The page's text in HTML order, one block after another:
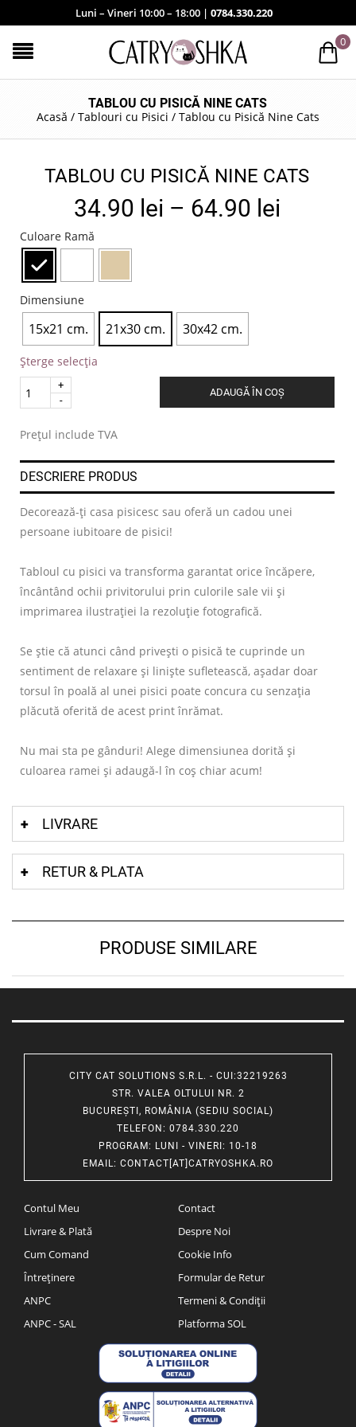
Luni – Vineri 10:00 – 18:00 | 0784.330.220
0
TABLOU CU PISICĂ NINE CATS
Acasă / Tablouri cu Pisici / Tablou cu Pisică Nine Cats
TABLOU CU PISICĂ NINE CATS
34.90 lei – 64.90 lei
Culoare Ramă
Dimensiune
15x21 cm. 21x30 cm. 30x42 cm.
Șterge selecția
Quantity
ADAUGĂ ÎN COȘ
Prețul include TVA
DESCRIERE PRODUS
Decorează-ți casa pisicesc sau oferă un cadou unei
persoane iubitoare de pisici!
Tabloul cu pisici va transforma garantat orice încăpere,
încântând ochii privitorului prin culorile sale vii și
imprimarea ilustrației la rezoluție fotografică.
Se știe că atunci când privești o pisică te cuprinde un
sentiment de relaxare și liniște sufletească, așadar doar
torsul în poală al unei pisici poate concura cu senzația
plăcută oferită de acest print înrămat.
Nu mai sta pe gânduri! Alege dimensiunea dorită și
culoarea ramei și adaugă-l în coș chiar acum!
LIVRARE
RETUR & PLATA
PRODUSE SIMILARE
CITY CAT SOLUTIONS S.R.L. - CUI:32219263
STR. VALEA OLTULUI NR. 2
BUCUREȘTI, ROMÂNIA (SEDIU SOCIAL)
TELEFON : 0784.330.220
PROGRAM: LUNI - VINERI: 10-18
EMAIL: CONTACT[AT]CATRYOSHKA.RO
Contul Meu
Livrare & Plată
Cum Comand
Întreținere
ANPC
ANPC - SAL
Contact
Despre Noi
Cookie Info
Formular de Retur
Termeni & Condiții
Platforma SOL